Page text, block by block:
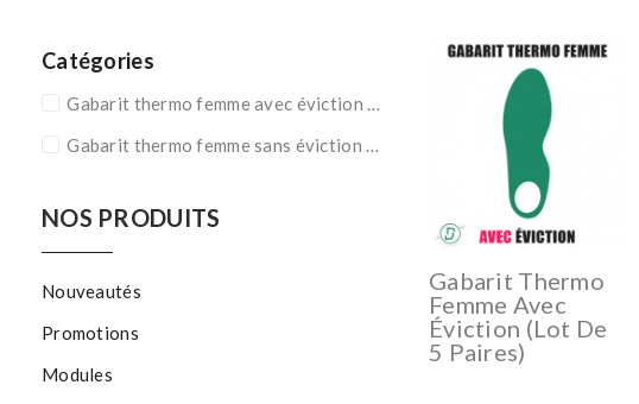
Catégories
Gabarit thermo femme avec éviction
(1)
Gabarit thermo femme sans éviction
(1)
NOS PRODUITS
Nouveautés
Promotions
Modules
Gabarit Thermo
Femme Avec
Éviction (lot De
5 Paires)